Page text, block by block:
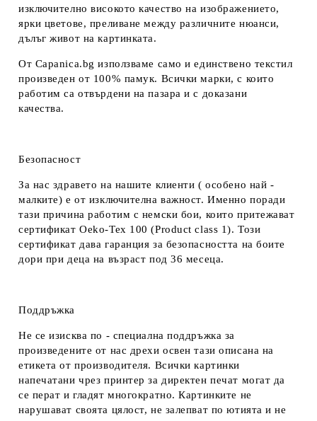
изключително високото качество на изображението,
ярки цветове, преливане между различните нюанси,
дълъг живот на картинката.
От Capanica.bg използваме само и единствено текстил
произведен от 100% памук. Всички марки, с които
работим са отвърдени на пазара и с доказани
качества.
Безопасност
За нас здравето на нашите клиенти ( особено най -
малките) е от изключителна важност. Именно поради
тази причина работим с немски бои, които притежават
сертификат Oeko-Tex 100 (Product class 1). Този
сертификат дава гаранция за безопасността на боите
дори при деца на възраст под 36 месеца.
Поддръжка
Не се изисква по - специална поддръжка за
произведените от нас дрехи освен тази описана на
етикета от производителя. Всички картинки
напечатани чрез принтер за директен печат могат да
се перат и гладят многократно. Картинките не
нарушават своята цялост, не залепват по ютията и не